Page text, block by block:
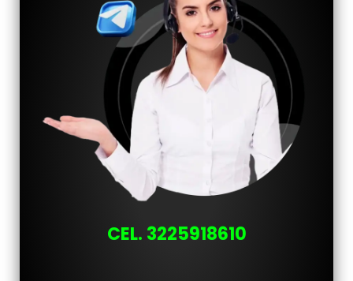
CEL. 3225918610